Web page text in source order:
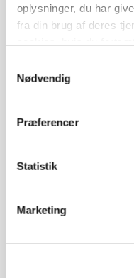
oplysninger, du har
fra din brug af deres
Nødvendig
Præferencer
Statistik
Marketing
KVÆG
Snart kan man